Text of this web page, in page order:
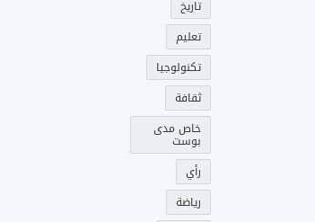
تاريخ
تعليم
تكنولوجيا
ثقافة
خاص مدى
بوست
رأي
رياضة